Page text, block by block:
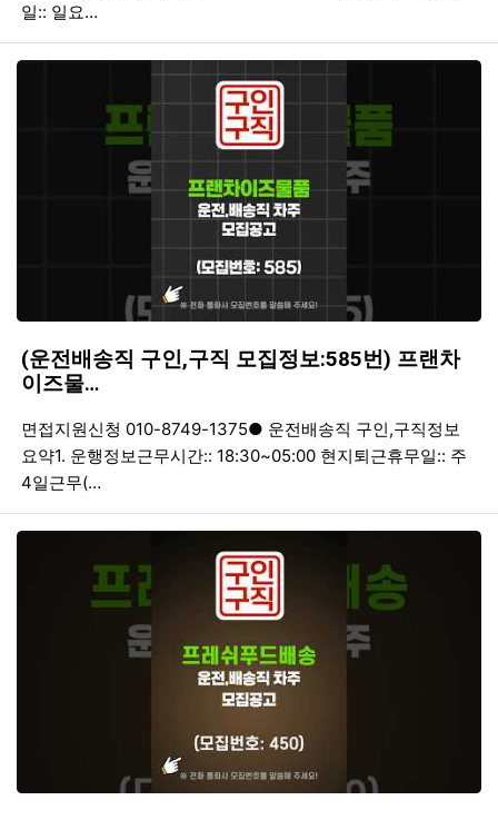
일:: 일요…
(운전배송직 구인,구직 모집정보:585번) 프랜차
이즈물…
등록일
조회
면접지원신청 010-8749-1375● 운전배송직 구인,구직정보
요약1. 운행정보근무시간:: 18:30~05:00 현지퇴근휴무일:: 주
4일근무(…